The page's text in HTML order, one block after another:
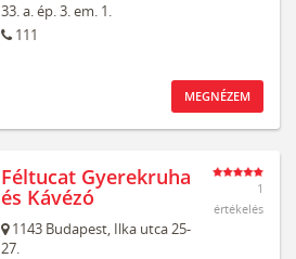
33. a. ép. 3. em. 1.
111
MEGNÉZEM
Féltucat Gyerekruha
és Kávézó
1143 Budapest, Ilka utca 25-
27.
1
értékelés